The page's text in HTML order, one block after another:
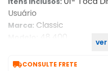
Usuário
Marca: Classic
48.400
CONSULTE FRETE